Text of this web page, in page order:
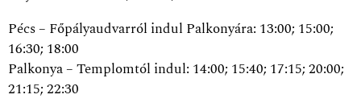
Pécs – Főpályaudvarról indul Palkonyára: 13:00; 15:00;
16:30; 18:00
Palkonya – Templomtól indul: 14:00; 15:40; 17:15; 20:00;
21:15; 22:30